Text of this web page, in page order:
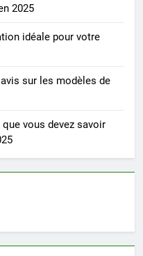
2025
idéale pour votre
sur les modèles de
vous devez savoir